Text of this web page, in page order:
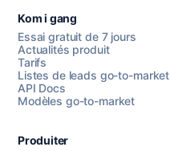
Kom i gang
Essai gratuit de 7 jours
Actualités produit
Tarifs
Listes de leads go-to-market
API Docs
Modèles go-to-market
Produiter